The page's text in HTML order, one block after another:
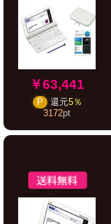
￥63,441
P 還元5％
3172pt